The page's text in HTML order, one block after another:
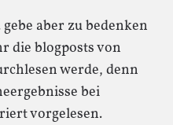
aber zu bedenken
die blogposts von
werde, denn
bei
vorgelesen.